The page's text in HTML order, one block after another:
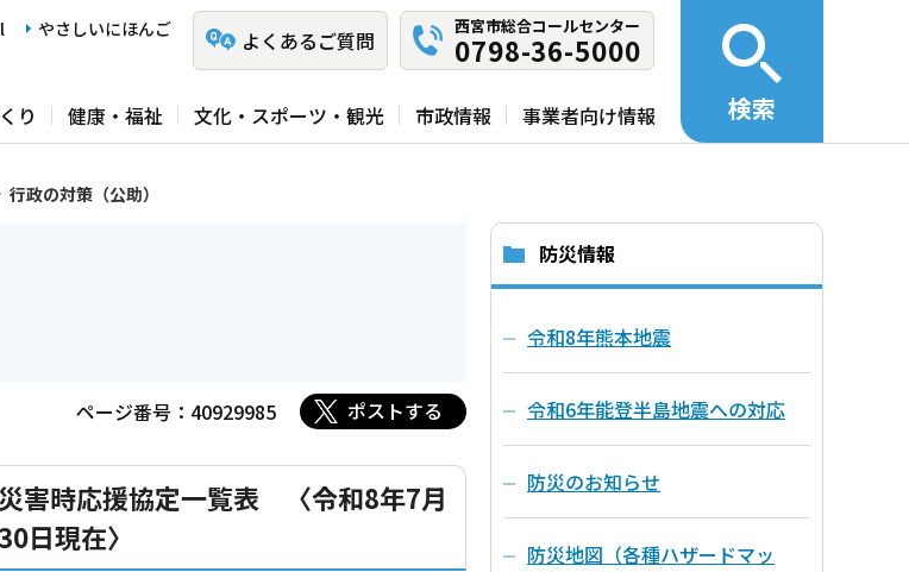
やさしいにほんご よくあるご質問
西宮市総合コールセンター
0798-36-5000
り 健康・福祉 文化・スポーツ・観光 市政情報 事業者向け情報 検索
行政の対策（公助）
ページ番号：40929985 ポストする
災害時応援協定一覧表 〈令和8年7月
日現在〉
防災情報
令和8年熊本地震
令和6年能登半島地震への対応
防災のお知らせ
防災地図（各種ハザードマッ